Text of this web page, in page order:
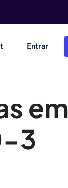
Entrar
em
3